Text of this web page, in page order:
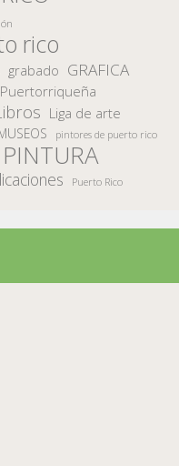
rico
grabado GRAFICA
Liga de arte
pintores de puerto rico
PINTURA
Puerto Rico